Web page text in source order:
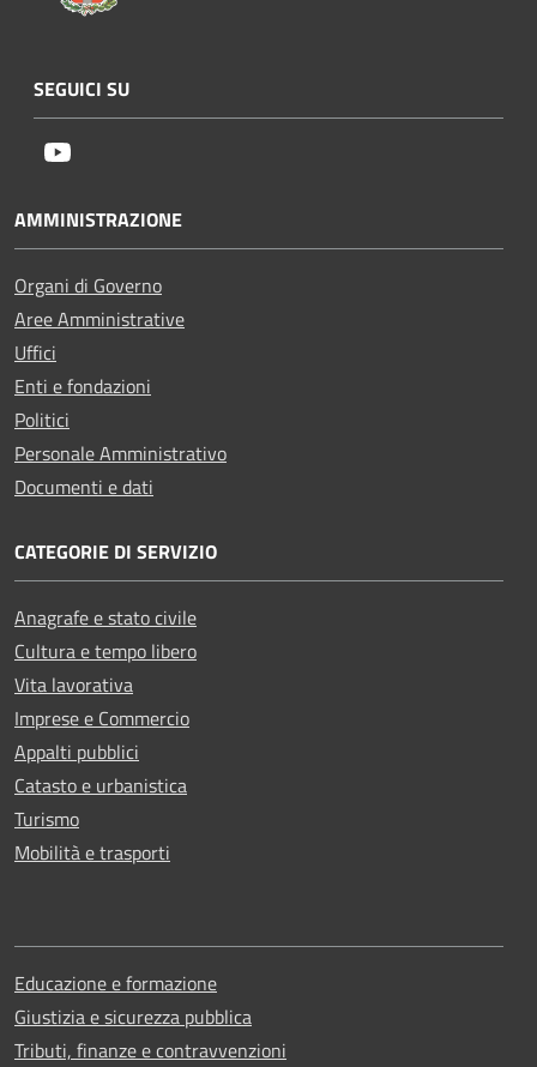
SEGUICI SU
AMMINISTRAZIONE
Organi di Governo
Aree Amministrative
Uffici
Enti e fondazioni
Politici
Personale Amministrativo
Documenti e dati
CATEGORIE DI SERVIZIO
Anagrafe e stato civile
Cultura e tempo libero
Vita lavorativa
Imprese e Commercio
Appalti pubblici
Catasto e urbanistica
Turismo
Mobilità e trasporti
Educazione e formazione
Giustizia e sicurezza pubblica
Tributi, finanze e contravvenzioni